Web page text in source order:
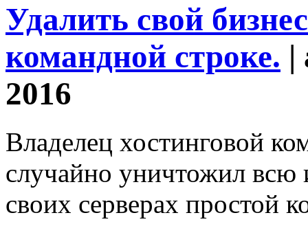
Удалить свой
командной строке. |
2016
Владелец хостинговой
случайно уничтожил
своих серверах простой